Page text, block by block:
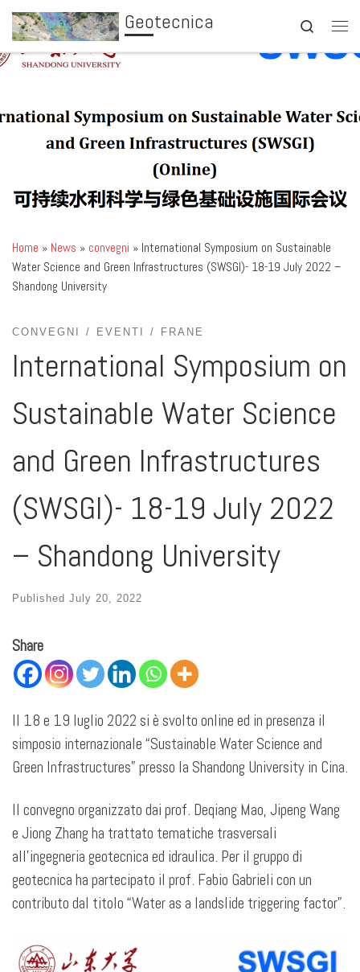
Skip to content Geotecnica
Search
Home » News » convegni » International Symposium on Sustainable
Water Science and Green Infrastructures (SWSGI)- 18-19 July 2022 –
Shandong University
CONVEGNI EVENTI FRANE
International Symposium on
Sustainable Water Science
and Green Infrastructures
(SWSGI)- 18-19 July 2022
– Shandong University
Published July 20, 2022
Share
Il 18 e 19 luglio 2022 si è svolto online ed in presenza il
simposio internazionale “Sustainable Water Science and
Green Infrastructures” presso la Shandong University in Cina.
Il convegno organizzato dai prof. Deqiang Mao, Jipeng Wang
e Jiong Zhang ha trattato tematiche trasversali
all’ingegneria geotecnica ed idraulica. Per il gruppo di
geotecnica ha partecipato il prof. Fabio Gabrieli con un
contributo dal titolo “Water as a landslide triggering factor”.